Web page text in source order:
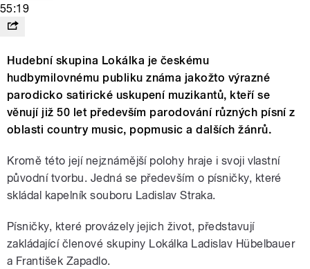
55:19
Hudební skupina Lokálka je českému
hudbymilovnému publiku známa jakožto výrazné
parodicko satirické uskupení muzikantů, kteří se
věnují již 50 let především parodování různých písní z
oblasti country music, popmusic a dalších žánrů.
Kromě této její nejznámější polohy hraje i svoji vlastní
původní tvorbu. Jedná se především o písničky, které
skládal kapelník souboru Ladislav Straka.
Písničky, které provázely jejich život, představují
zakládající členové skupiny Lokálka Ladislav Hübelbauer
a František Zapadlo.